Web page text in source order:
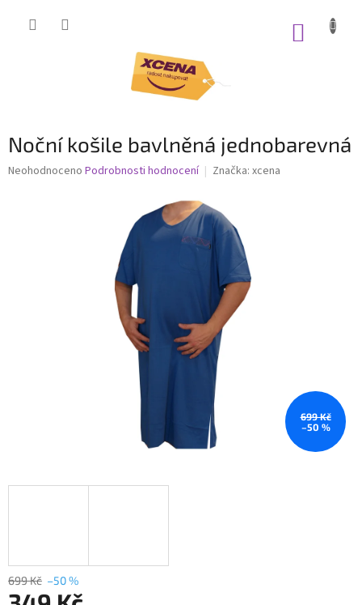
Noční košile bavlněná jednobarevná
Průměrné
Neohodnoceno Podrobnosti hodnocení Značka: xcena
699 Kč
–50 %
699 Kč –50 %